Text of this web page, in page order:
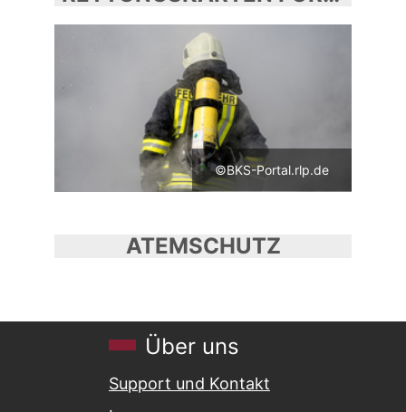
©BKS-Portal.rlp.de
ATEMSCHUTZ
Über uns
Support und Kontakt